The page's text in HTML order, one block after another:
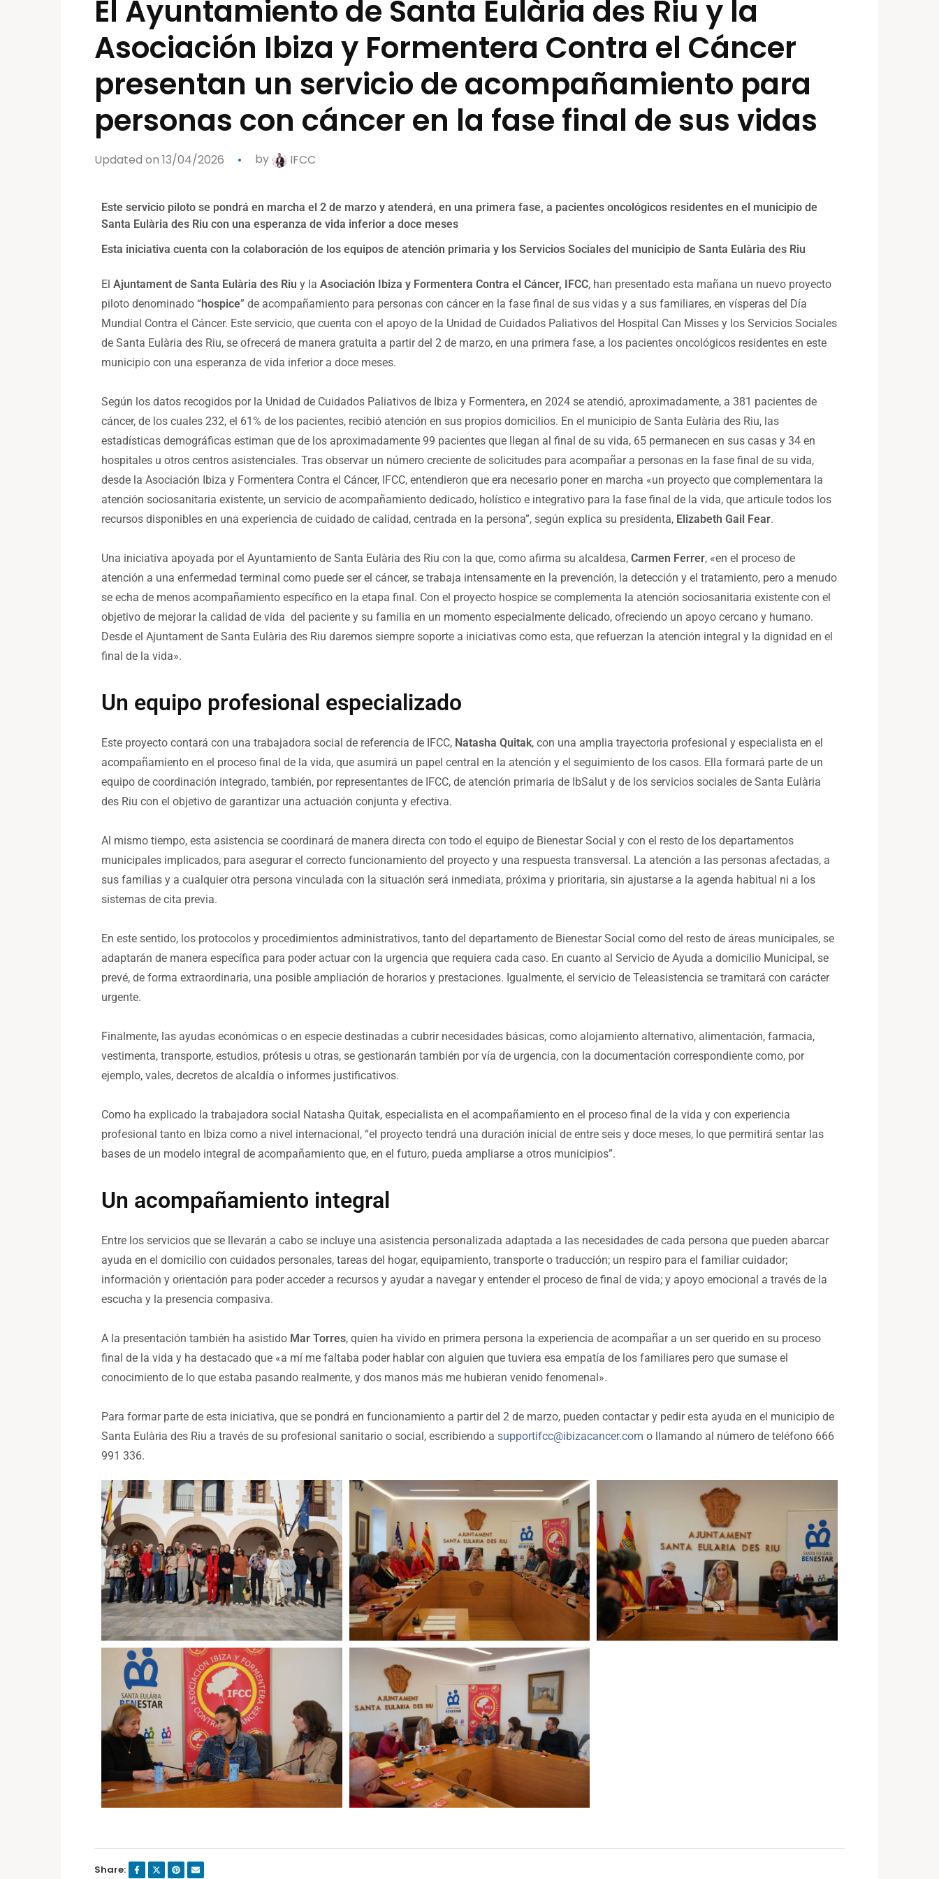
El Ayuntamiento de Santa Eulària des Riu y la
Asociación Ibiza y Formentera Contra el Cáncer
presentan un servicio de acompañamiento para
personas con cáncer en la fase final de sus vidas
Updated on 13/04/2026 by IFCC
Este servicio piloto se pondrá en marcha el 2 de marzo y atenderá, en una primera fase, a pacientes oncológicos residentes en el municipio de
Santa Eulària des Riu con una esperanza de vida inferior a doce meses
Esta iniciativa cuenta con la colaboración de los equipos de atención primaria y los Servicios Sociales del municipio de Santa Eulària des Riu
El Ajuntament de Santa Eulària des Riu y la Asociación Ibiza y Formentera Contra el Cáncer, IFCC, han presentado esta mañana un nuevo proyecto
piloto denominado “hospice” de acompañamiento para personas con cáncer en la fase final de sus vidas y a sus familiares, en vísperas del Día
Mundial Contra el Cáncer. Este servicio, que cuenta con el apoyo de la Unidad de Cuidados Paliativos del Hospital Can Misses y los Servicios Sociales
de Santa Eulària des Riu, se ofrecerá de manera gratuita a partir del 2 de marzo, en una primera fase, a los pacientes oncológicos residentes en este
municipio con una esperanza de vida inferior a doce meses.
Según los datos recogidos por la Unidad de Cuidados Paliativos de Ibiza y Formentera, en 2024 se atendió, aproximadamente, a 381 pacientes de
cáncer, de los cuales 232, el 61% de los pacientes, recibió atención en sus propios domicilios. En el municipio de Santa Eulària des Riu, las
estadísticas demográficas estiman que de los aproximadamente 99 pacientes que llegan al final de su vida, 65 permanecen en sus casas y 34 en
hospitales u otros centros asistenciales. Tras observar un número creciente de solicitudes para acompañar a personas en la fase final de su vida,
desde la Asociación Ibiza y Formentera Contra el Cáncer, IFCC, entendieron que era necesario poner en marcha «un proyecto que complementara la
atención sociosanitaria existente, un servicio de acompañamiento dedicado, holístico e integrativo para la fase final de la vida, que articule todos los
recursos disponibles en una experiencia de cuidado de calidad, centrada en la persona”, según explica su presidenta, Elizabeth Gail Fear.
Una iniciativa apoyada por el Ayuntamiento de Santa Eulària des Riu con la que, como afirma su alcaldesa, Carmen Ferrer, «en el proceso de
atención a una enfermedad terminal como puede ser el cáncer, se trabaja intensamente en la prevención, la detección y el tratamiento, pero a menudo
se echa de menos acompañamiento específico en la etapa final. Con el proyecto hospice se complementa la atención sociosanitaria existente con el
objetivo de mejorar la calidad de vida del paciente y su familia en un momento especialmente delicado, ofreciendo un apoyo cercano y humano.
Desde el Ajuntament de Santa Eulària des Riu daremos siempre soporte a iniciativas como esta, que refuerzan la atención integral y la dignidad en el
final de la vida».
Un equipo profesional especializado
Este proyecto contará con una trabajadora social de referencia de IFCC, Natasha Quitak, con una amplia trayectoria profesional y especialista en el
acompañamiento en el proceso final de la vida, que asumirá un papel central en la atención y el seguimiento de los casos. Ella formará parte de un
equipo de coordinación integrado, también, por representantes de IFCC, de atención primaria de IbSalut y de los servicios sociales de Santa Eulària
des Riu con el objetivo de garantizar una actuación conjunta y efectiva.
Al mismo tiempo, esta asistencia se coordinará de manera directa con todo el equipo de Bienestar Social y con el resto de los departamentos
municipales implicados, para asegurar el correcto funcionamiento del proyecto y una respuesta transversal. La atención a las personas afectadas, a
sus familias y a cualquier otra persona vinculada con la situación será inmediata, próxima y prioritaria, sin ajustarse a la agenda habitual ni a los
sistemas de cita previa.
En este sentido, los protocolos y procedimientos administrativos, tanto del departamento de Bienestar Social como del resto de áreas municipales, se
adaptarán de manera específica para poder actuar con la urgencia que requiera cada caso. En cuanto al Servicio de Ayuda a domicilio Municipal, se
prevé, de forma extraordinaria, una posible ampliación de horarios y prestaciones. Igualmente, el servicio de Teleasistencia se tramitará con carácter
urgente.
Finalmente, las ayudas económicas o en especie destinadas a cubrir necesidades básicas, como alojamiento alternativo, alimentación, farmacia,
vestimenta, transporte, estudios, prótesis u otras, se gestionarán también por vía de urgencia, con la documentación correspondiente como, por
ejemplo, vales, decretos de alcaldía o informes justificativos.
Como ha explicado la trabajadora social Natasha Quitak, especialista en el acompañamiento en el proceso final de la vida y con experiencia
profesional tanto en Ibiza como a nivel internacional, “el proyecto tendrá una duración inicial de entre seis y doce meses, lo que permitirá sentar las
bases de un modelo integral de acompañamiento que, en el futuro, pueda ampliarse a otros municipios”.
Un acompañamiento integral
Entre los servicios que se llevarán a cabo se incluye una asistencia personalizada adaptada a las necesidades de cada persona que pueden abarcar
ayuda en el domicilio con cuidados personales, tareas del hogar, equipamiento, transporte o traducción; un respiro para el familiar cuidador;
información y orientación para poder acceder a recursos y ayudar a navegar y entender el proceso de final de vida; y apoyo emocional a través de la
escucha y la presencia compasiva.
A la presentación también ha asistido Mar Torres, quien ha vivido en primera persona la experiencia de acompañar a un ser querido en su proceso
final de la vida y ha destacado que «a mí me faltaba poder hablar con alguien que tuviera esa empatía de los familiares pero que sumase el
conocimiento de lo que estaba pasando realmente, y dos manos más me hubieran venido fenomenal».
Para formar parte de esta iniciativa, que se pondrá en funcionamiento a partir del 2 de marzo, pueden contactar y pedir esta ayuda en el municipio de
Santa Eulària des Riu a través de su profesional sanitario o social, escribiendo a supportifcc@ibizacancer.com o llamando al número de teléfono 666
991 336.
Share: